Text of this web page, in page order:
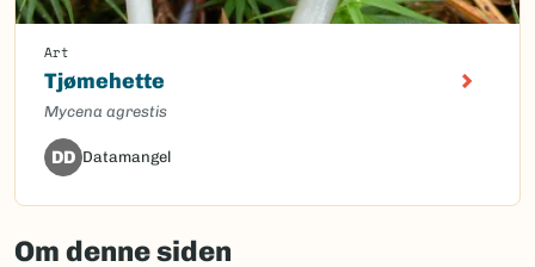
Art
Tjømehette
Mycena agrestis
DD Datamangel
Om denne siden